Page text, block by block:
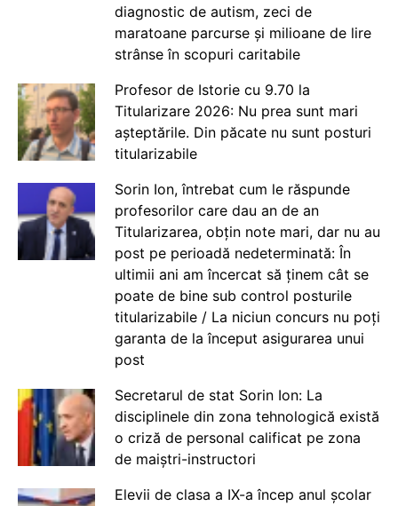
diagnostic de autism, zeci de
maratoane parcurse și milioane de lire
strânse în scopuri caritabile
Profesor de Istorie cu 9.70 la
Titularizare 2026: Nu prea sunt mari
așteptările. Din păcate nu sunt posturi
titularizabile
Sorin Ion, întrebat cum le răspunde
profesorilor care dau an de an
Titularizarea, obțin note mari, dar nu au
post pe perioadă nedeterminată: În
ultimii ani am încercat să ținem cât se
poate de bine sub control posturile
titularizabile / La niciun concurs nu poți
garanta de la început asigurarea unui
post
Secretarul de stat Sorin Ion: La
disciplinele din zona tehnologică există
o criză de personal calificat pe zona
de maiștri-instructori
Elevii de clasa a IX-a încep anul școlar